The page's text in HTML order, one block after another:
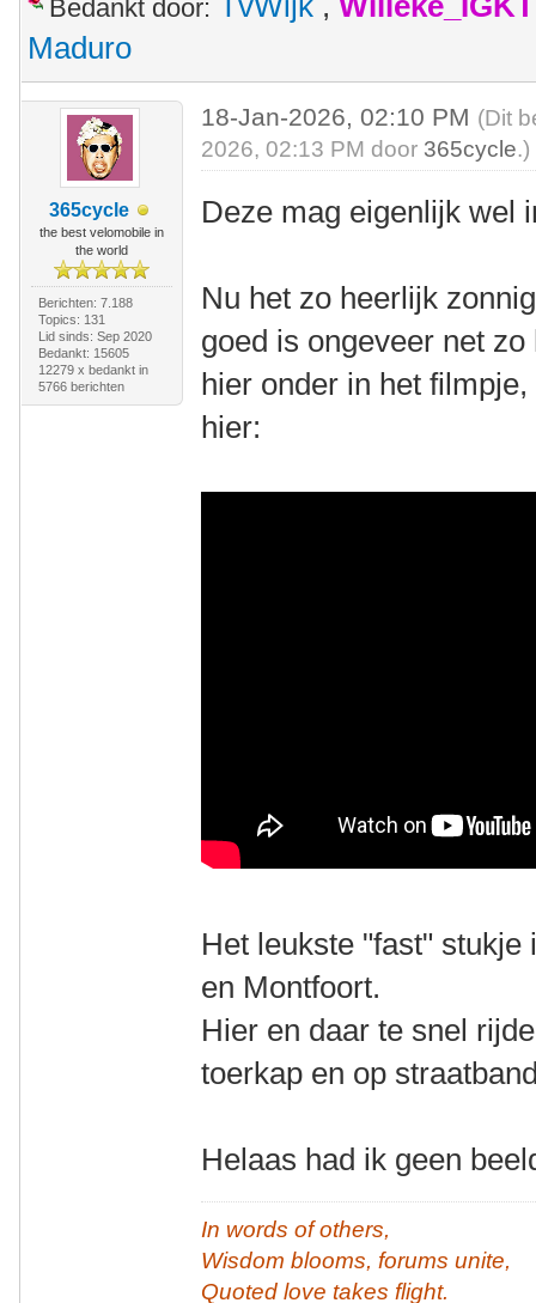
Bedankt door:
Maduro
365cycle
the best velomobile in
the world
Berichten: 7.188
Topics: 131
Lid sinds: Sep 2020
Bedankt: 15605
12279 x bedankt in
5766 berichten
18-Jan-2026, 02:10 PM (Dit
2026, 02:13 PM door 365cycle.)
Deze mag eigenlijk wel
Nu het zo heerlijk
goed is ongeveer net
hier onder in het
hier:
Het leukste "fast"
en Montfoort.
Hier en daar te snel
toerkap en op
Helaas had ik geen
In words of others,
Wisdom blooms, forums unite,
Quoted love takes flight.